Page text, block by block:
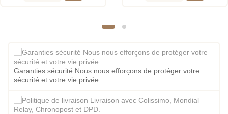
Garanties sécurité Nous nous efforçons de protéger votre
sécurité et votre vie privée.